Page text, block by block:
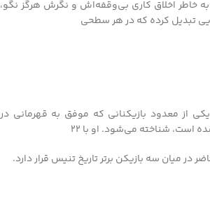
خاطر اخلاق کاری بی‌وقفه‌اش و نگرش هرگز نگو،
تبدیل کرده که در هر سطحی
از معدود بازیکنانی که موفق به قهرمانی در
است، شناخته می‌شود. او با 22
در میان سه بازیکن برتر تاریخ تنیس قرار دارد.